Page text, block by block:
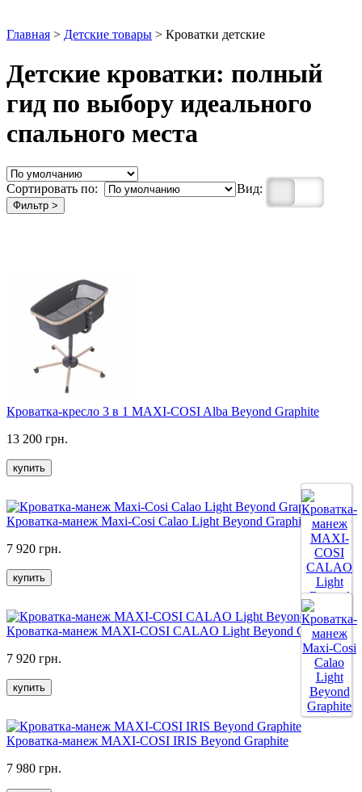
Главная > Детские товары > Кроватки детские
Детские кроватки: полный
гид по выбору идеального
спального места
Сортировать по: Вид:
Фильтр >
Кроватка-кресло 3 в 1 MAXI-COSI Alba Beyond Graphite
13 200 грн.
купить
Кроватка-манеж Maxi-Cosi Calao Light Beyond Graphite
7 920 грн.
купить
Кроватка-манеж MAXI-COSI CALAO Light Beyond Grey
7 920 грн.
купить
Кроватка-манеж MAXI-COSI IRIS Beyond Graphite
7 980 грн.